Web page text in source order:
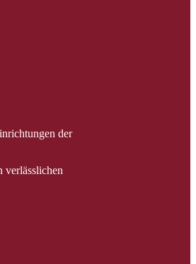
der
verlässlichen